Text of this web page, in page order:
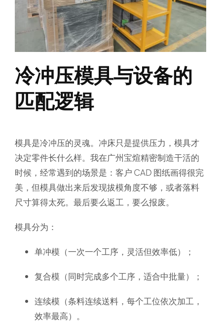
冷冲压模具与设备的
匹配逻辑
模具是冷冲压的灵魂。冲床只是提供压力，模具才
决定零件长什么样。我在广州宝煊精密制造干活的
时候，经常遇到的场景是：客户 CAD 图纸画得很完
美，但模具做出来后发现拔模角度不够，或者落料
尺寸算得太死。最后要么返工，要么报废。
模具分为：
单冲模 （一次一个工序，灵活但效率低）；
复合模 （同时完成多个工序，适合中批量）；
连续模 （条料连续送料，每个工位依次加工，
效率最高）。